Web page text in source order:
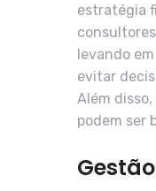
estratégia
levando
evitar
Além
podem ser